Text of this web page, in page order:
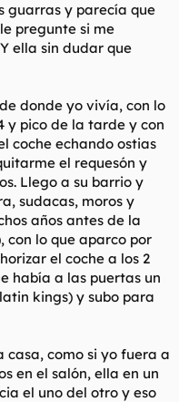
guarras y parecía que
pregunte si me
ella sin dudar que
donde yo vivía, con lo
y pico de la tarde y con
coche echando ostias
el requesón y
Llego a su barrio y
sudacas, moros y
años antes de la
con lo que aparco por
el coche a los 2
había a las puertas un
kings) y subo para
casa, como si yo fuera a
en el salón, ella en un
el uno del otro y eso